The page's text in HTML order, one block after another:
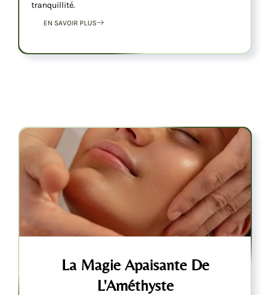
tranquillité.
EN SAVOIR PLUS
La Magie Apaisante De
L'Améthyste